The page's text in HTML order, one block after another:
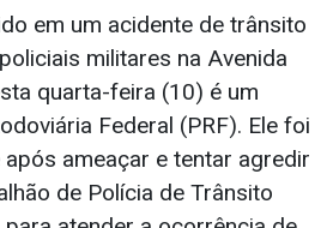
em um acidente de trânsito
militares na Avenida
quarta-feira (10) é um
Federal (PRF). Ele foi
ameaçar e tentar agredir
de Polícia de Trânsito